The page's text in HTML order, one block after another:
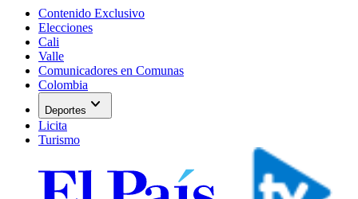
Contenido Exclusivo
Elecciones
Cali
Valle
Comunicadores en Comunas
Colombia
Deportes expand_more
Licita
Turismo